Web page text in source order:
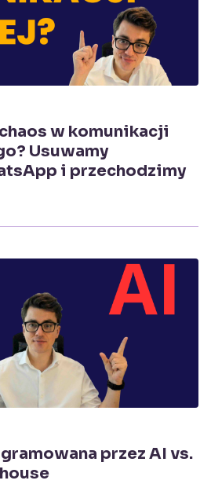
w komunikacji
Usuwamy
i przechodzimy
przez AI vs.